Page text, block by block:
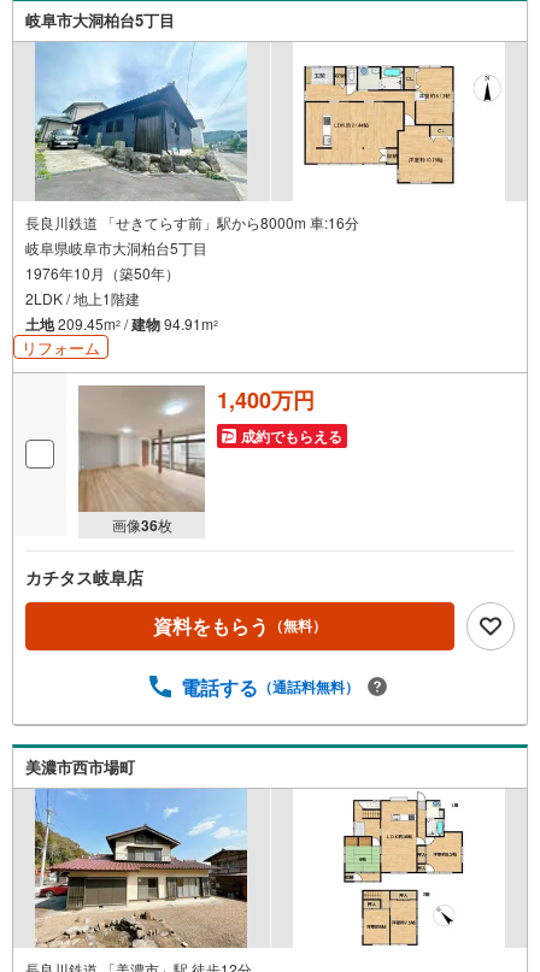
岐阜市大洞柏台5丁目
長良川鉄道 「せきてらす前」駅から8000m 車:16分
岐阜県岐阜市大洞柏台5丁目
1976年10月（築50年）
2LDK / 地上1階建
土地209.45m2 /建物94.91m2
リフォーム
画像36枚
1,400万円
成約でもらえる
カチタス岐阜店
資料をもらう （無料）
電話する （通話料無料）
美濃市西市場町